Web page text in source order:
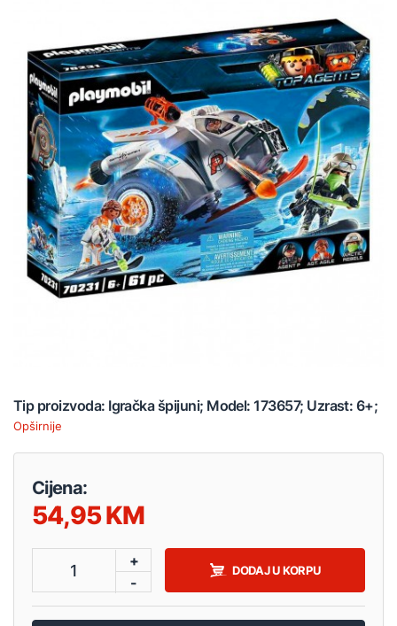
Tip proizvoda: Igračka špijuni; Model: 173657; Uzrast: 6+;
Opširnije
Cijena:
54,95
1
+
-
DODAJ U KORPU